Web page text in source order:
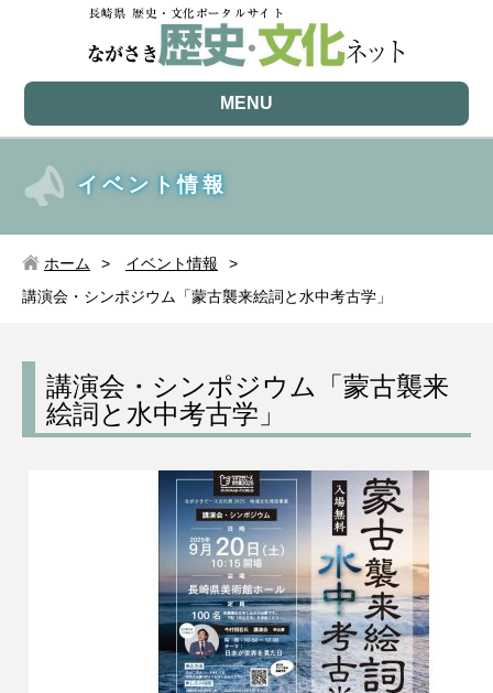
MENU
イベント情報
ホーム
イベント情報
講演会・シンポジウム「蒙古襲来絵詞と水中考古学」
講演会・シンポジウム「蒙古襲来
絵詞と水中考古学」